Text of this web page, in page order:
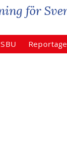
SBU Reportage